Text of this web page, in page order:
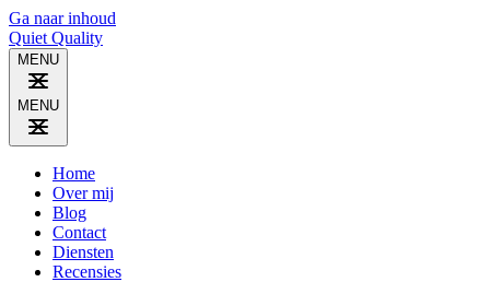
Ga naar inhoud
Quiet Quality
MENU
MENU
Home
Over mij
Blog
Contact
Diensten
Recensies